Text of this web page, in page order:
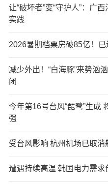
让“破坏者”变“守护人”：广
实践
2026暑期档票房破85亿！
减少外出！“白海豚”来势汹
闭
今年第16号台风“琵鹭”生成
强
受台风影响 杭州机场已取
遭遇持续高温 韩国电力需求